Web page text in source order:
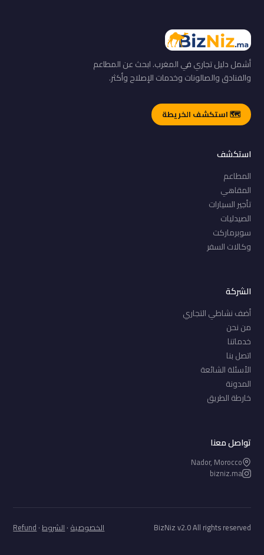
أشمل دليل تجاري في المغرب. ابحث عن المطاعم
والفنادق والصالونات وخدمات الإصلاح وأكثر.
🗺️ استكشف الخريطة
استكشف
المطاعم
المقاهي
تأجير السيارات
الصيدليات
سوبرماركت
وكالات السفر
الشركة
أضف نشاطي التجاري
من نحن
خدماتنا
اتصل بنا
الأسئلة الشائعة
المدونة
خارطة الطريق
تواصل معنا
Nador, Morocco
bizniz.ma
BizNiz v2.0 All rights reserved الخصوصية·الشروط·
Refund